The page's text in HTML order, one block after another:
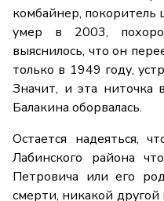
комбайнер, покоритель
умер в 2003,
выяснилось, что он
только в 1949 году,
Значит, и эта ниточка
Балакина оборвалась.
Остается надеяться,
Лабинского района
Петровича или его
смерти, никакой